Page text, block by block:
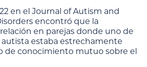
en el Journal of Autism and
encontró que la
en parejas donde uno de
autista estaba estrechamente
de conocimiento mutuo sobre el